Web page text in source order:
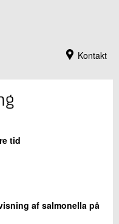
Kontakt
tid
af salmonella på